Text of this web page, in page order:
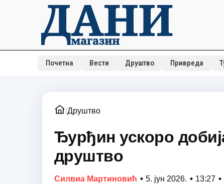
Почетна Вести Друштво Привреда
/Друштво
Ђурђин ускоро
друштво
Силвиа Мартиновић • 5. јун 2026. • 13:27 •